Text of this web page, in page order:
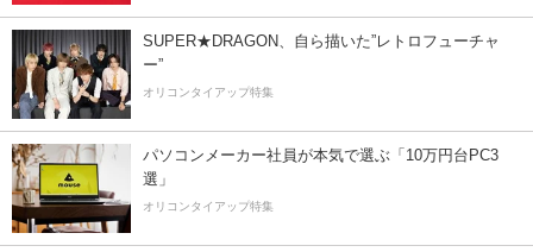
SUPER★DRAGON、自ら描いた”レトロフューチャ
ー”
オリコンタイアップ特集
パソコンメーカー社員が本気で選ぶ「10万円台PC3
選」
オリコンタイアップ特集